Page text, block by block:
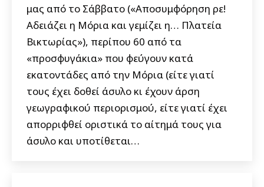
μας από το Σάββατο («Αποσυμφόρηση ρε!
Αδειάζει η Μόρια και γεμίζει η… Πλατεία
Βικτωρίας»), περίπου 60 από τα
«προσφυγάκια» που φεύγουν κατά
εκατοντάδες από την Μόρια (είτε γιατί
τους έχει δοθεί άσυλο κι έχουν άρση
γεωγραφικού περιορισμού, είτε γιατί έχει
απορριφθεί οριστικά το αίτημά τους για
άσυλο και υποτίθεται…